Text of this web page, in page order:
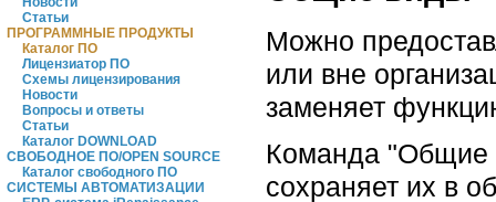
Статьи
ПРОГРАММНЫЕ ПРОДУКТЫ
Каталог ПО
Лицензиатор ПО
Схемы лицензирования
Новости
Вопросы и ответы
Статьи
Каталог DOWNLOAD
СВОБОДНОЕ ПО/OPEN SOURCE
Каталог свободного ПО
СИСТЕМЫ АВТОМАТИЗАЦИИ
Можно
или вне
заменяет
Команда "Общие
сохраняет их в